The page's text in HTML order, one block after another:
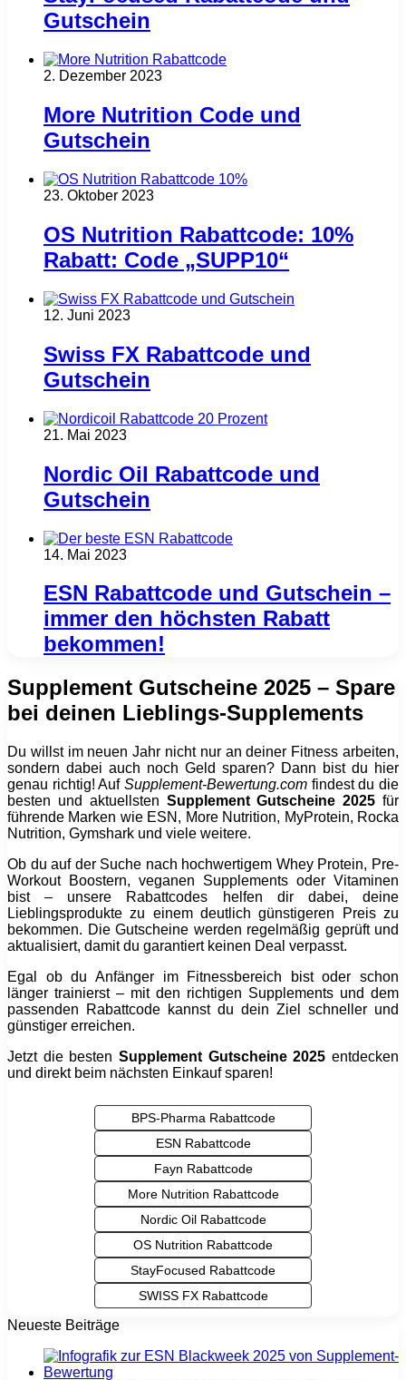
Gutschein
2. Dezember 2023
More Nutrition Code und
Gutschein
23. Oktober 2023
OS Nutrition Rabattcode: 10%
Rabatt: Code „SUPP10“
12. Juni 2023
Swiss FX Rabattcode und
Gutschein
21. Mai 2023
Nordic Oil Rabattcode und
Gutschein
14. Mai 2023
ESN Rabattcode und Gutschein –
immer den höchsten Rabatt
bekommen!
Supplement Gutscheine 2025 – Spare
bei deinen Lieblings-Supplements
Du willst im neuen Jahr nicht nur an deiner Fitness arbeiten,
sondern dabei auch noch Geld sparen? Dann bist du hier
genau richtig! Auf Supplement-Bewertung.com findest du die
besten und aktuellsten Supplement Gutscheine 2025 für
führende Marken wie ESN, More Nutrition, MyProtein, Rocka
Nutrition, Gymshark und viele weitere.
Ob du auf der Suche nach hochwertigem Whey Protein, Pre-
Workout Boostern, veganen Supplements oder Vitaminen
bist – unsere Rabattcodes helfen dir dabei, deine
Lieblingsprodukte zu einem deutlich günstigeren Preis zu
bekommen. Die Gutscheine werden regelmäßig geprüft und
aktualisiert, damit du garantiert keinen Deal verpasst.
Egal ob du Anfänger im Fitnessbereich bist oder schon
länger trainierst – mit den richtigen Supplements und dem
passenden Rabattcode kannst du dein Ziel schneller und
günstiger erreichen.
Jetzt die besten Supplement Gutscheine 2025 entdecken
und direkt beim nächsten Einkauf sparen!
BPS-Pharma Rabattcode
ESN Rabattcode
Fayn Rabattcode
More Nutrition Rabattcode
Nordic Oil Rabattcode
OS Nutrition Rabattcode
StayFocused Rabattcode
SWISS FX Rabattcode
Neueste Beiträge